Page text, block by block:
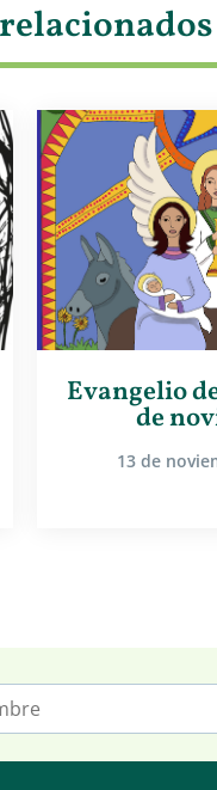
Evangelio
de
13 de